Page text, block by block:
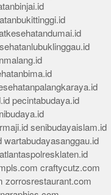
pecintabudaya.id
senibudayaislam.id
wartabudayasanggau.id
craftycutz.com
zorrosrestaurant.com